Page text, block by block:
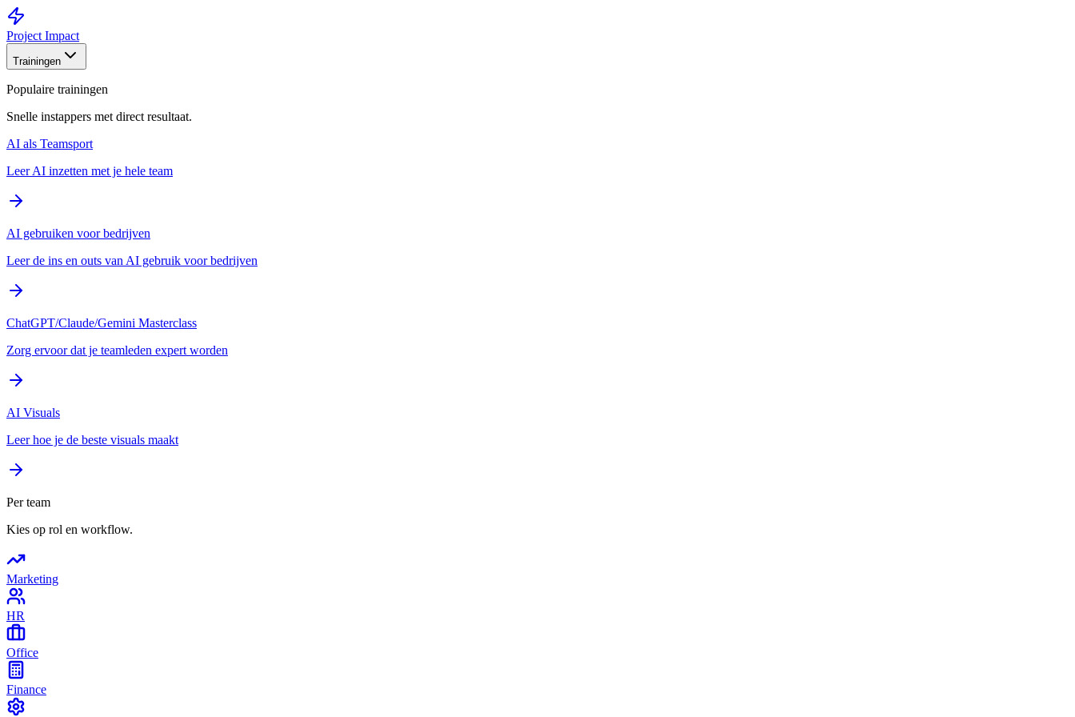
Project Impact
Trainingen
Populaire trainingen
Snelle instappers met direct resultaat.
AI als Teamsport
Leer AI inzetten met je hele team
AI gebruiken voor bedrijven
Leer de ins en outs van AI gebruik voor bedrijven
ChatGPT/Claude/Gemini Masterclass
Zorg ervoor dat je teamleden expert worden
AI Visuals
Leer hoe je de beste visuals maakt
Per team
Kies op rol en workflow.
Marketing
HR
Office
Finance